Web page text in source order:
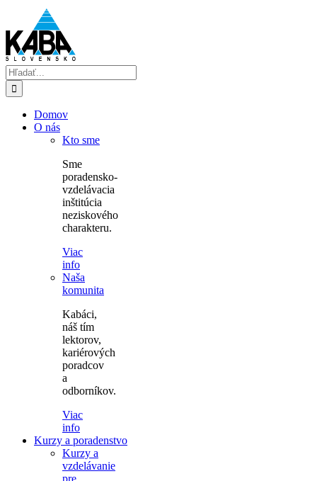
content
Hľadať:
Domov
O nás
Kto sme
Sme
poradensko-
vzdelávacia
inštitúcia
neziskového
charakteru.
Viac
info
Naša
komunita
Kabáci,
náš tím
lektorov,
kariérových
poradcov
a
odborníkov.
Viac
info
Kurzy a poradenstvo
Kurzy a
vzdelávanie
pre